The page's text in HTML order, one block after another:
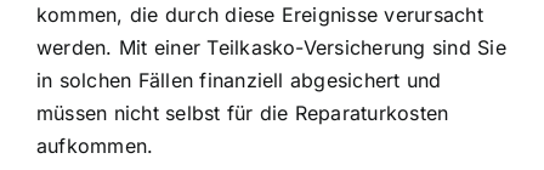
kommen, die durch diese Ereignisse verursacht
werden. Mit einer Teilkasko-Versicherung sind Sie
in solchen Fällen finanziell abgesichert und
müssen nicht selbst für die Reparaturkosten
aufkommen.